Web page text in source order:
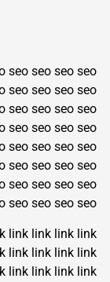
seo seo seo seo
seo seo seo seo
seo seo seo seo
seo seo seo seo
seo seo seo seo
seo seo seo seo
seo seo seo seo
seo seo seo seo
link link link link
link link link link
link link link link